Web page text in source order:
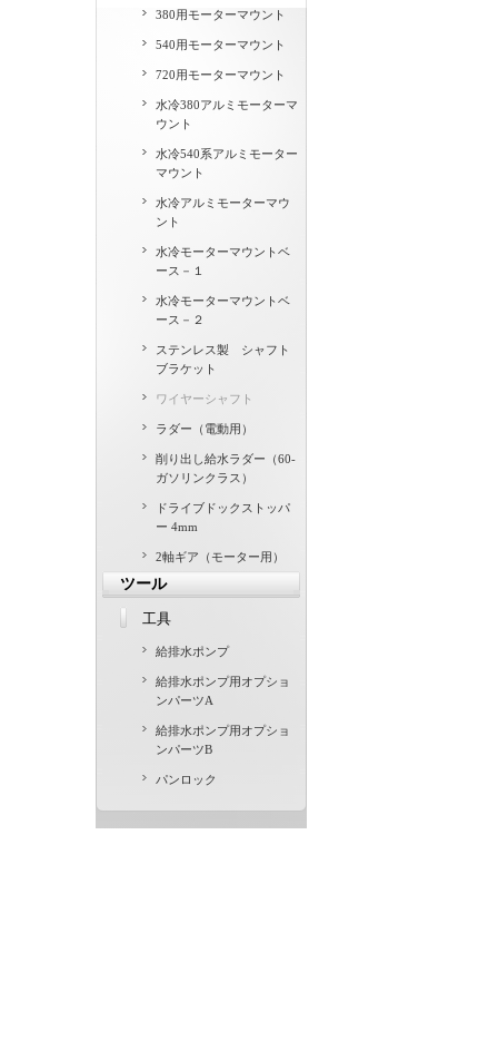
380用モーターマウント
540用モーターマウント
720用モーターマウント
水冷380アルミモーターマ
ウント
水冷540系アルミモーター
マウント
水冷アルミモーターマウ
ント
水冷モーターマウントベ
ース－１
水冷モーターマウントベ
ース－２
ステンレス製 シャフト
ブラケット
ワイヤーシャフト
ラダー（電動用）
削り出し給水ラダー（60-
ガソリンクラス）
ドライブドックストッパ
ー 4mm
2軸ギア（モーター用）
ツール
工具
給排水ポンプ
給排水ポンプ用オプショ
ンパーツA
給排水ポンプ用オプショ
ンパーツB
パンロック